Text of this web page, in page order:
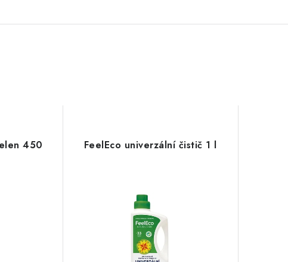
450
FeelEco univerzální čistič 1 l